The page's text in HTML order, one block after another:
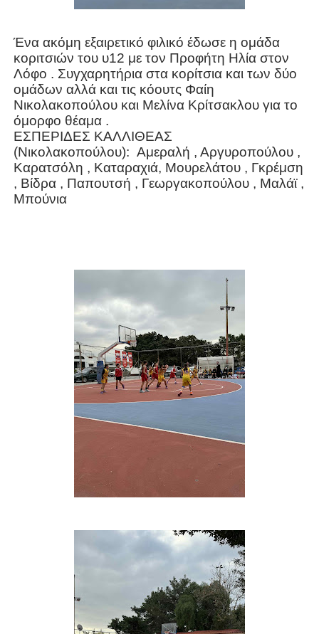
Ένα ακόμη εξαιρετικό φιλικό έδωσε η ομάδα
κοριτσιών του υ12 με τον Προφήτη Ηλία στον
Λόφο . Συγχαρητήρια στα κορίτσια και των δύο
ομάδων αλλά και τις κόουτς Φαίη
Νικολακοπούλου και Μελίνα Κρίτσακλου για το
όμορφο θέαμα .
ΕΣΠΕΡΙΔΕΣ ΚΑΛΛΙΘΕΑΣ
(Νικολακοπούλου): Αμεραλή , Αργυροπούλου ,
Καρατσόλη , Καταραχιά, Μουρελάτου , Γκρέμση
, Βίδρα , Παπουτσή , Γεωργακοπούλου , Μαλάϊ ,
Μπούνια